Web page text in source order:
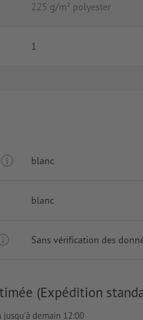
225 g/m² polyester
1
blanc
blanc
Sans vérification des
(Expédition
demain 12:00